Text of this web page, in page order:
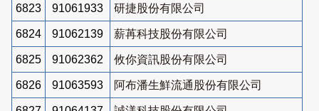
6823 91061933 研捷股份有限公司
6824 91062139 薪苒科技股份有限公司
6825 91062362 攸你資訊股份有限公司
6826 91063593 阿布潘生鮮流通股份有限公司